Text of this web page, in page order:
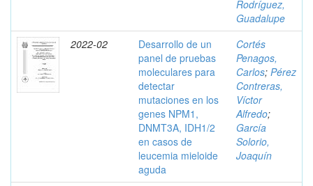
Rodríguez,
Guadalupe
2022-02
Desarrollo de un
panel de pruebas
moleculares para
detectar
mutaciones en los
genes NPM1,
DNMT3A, IDH1/2
en casos de
leucemia mieloide
aguda
Cortés
Penagos,
Carlos; Pérez
Contreras,
Víctor
Alfredo;
García
Solorio,
Joaquín